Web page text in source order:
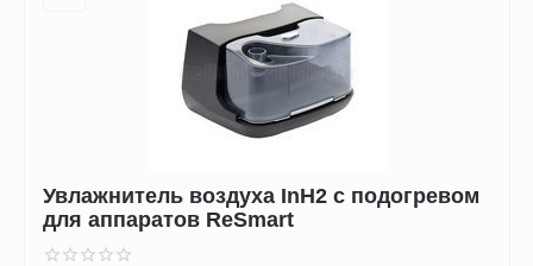
Увлажнитель воздуха InH2 с подогревом
для аппаратов ReSmart